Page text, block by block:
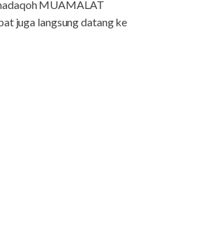
MUAMALAT
juga langsung datang ke